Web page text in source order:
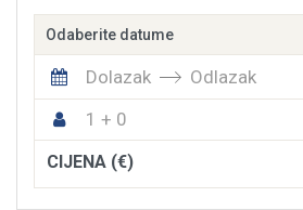
Odaberite datume
Dolazak
Odlazak
1 + 0
CIJENA (€)